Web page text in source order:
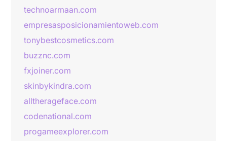
technoarmaan.com
empresasposicionamientoweb.com
tonybestcosmetics.com
buzznc.com
fxjoiner.com
skinbykindra.com
alltherageface.com
codenational.com
progameexplorer.com